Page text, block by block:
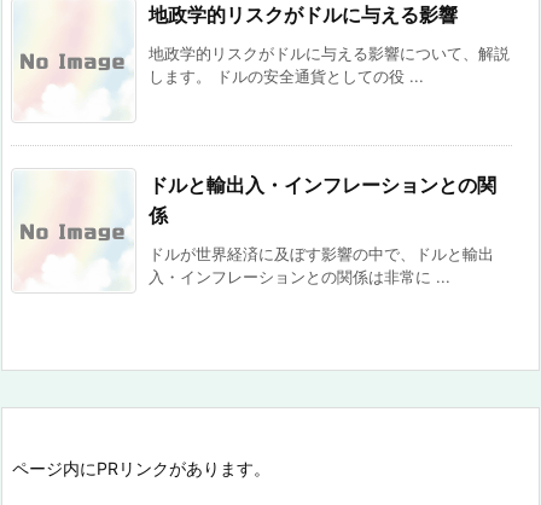
地政学的リスクがドルに与える影響
地政学的リスクがドルに与える影響について、解説
します。 ドルの安全通貨としての役 ...
ドルと輸出入・インフレーションとの関
係
ドルが世界経済に及ぼす影響の中で、ドルと輸出
入・インフレーションとの関係は非常に ...
ページ内にPRリンクがあります。